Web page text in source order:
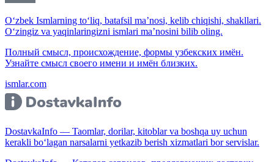
O‘zbek Ismlarning to‘liq, batafsil ma’nosi, kelib chiqishi, shakllari.
O‘zingiz va yaqinlaringizni ismlari ma’nosini bilib oling.
Полный смысл, происхождение, формы узбекских имён.
Узнайте смысл своего имени и имён близких.
ismlar.com
DostavkaInfo — Taomlar, dorilar, kitoblar va boshqa uy uchun
kerakli bo‘lagan narsalarni yetkazib berish xizmatlari bor servislar.